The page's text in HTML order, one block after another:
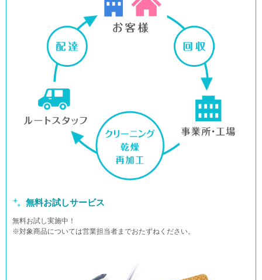
無料お試しサービス
無料お試し実施中！
※対象商品については営業担当者までおたずねください。